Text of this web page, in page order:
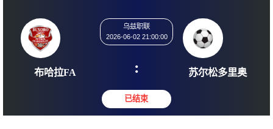
布哈拉FA
2026-06-02 21:00:00
: 苏尔松